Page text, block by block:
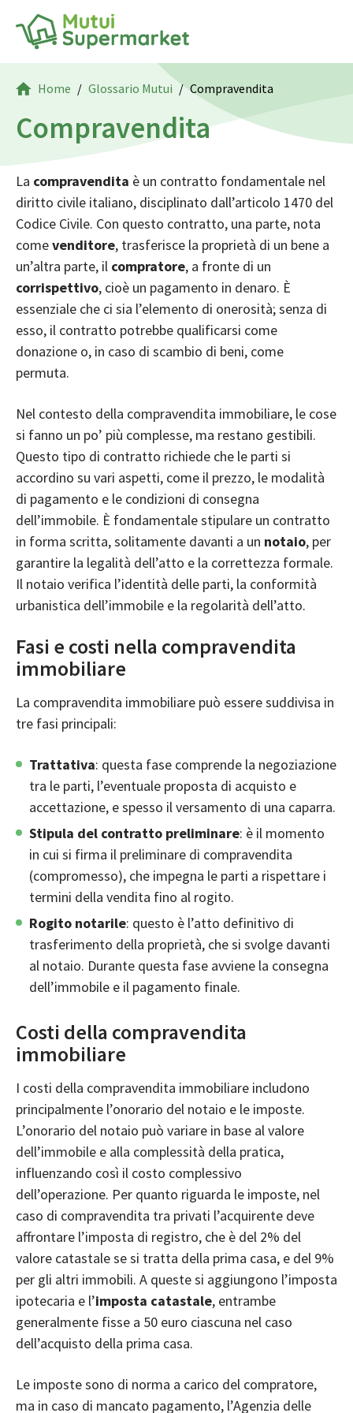
Home Glossario Mutui Compravendita
Compravendita
La compravendita è un contratto fondamentale nel
diritto civile italiano, disciplinato dall’articolo 1470 del
Codice Civile. Con questo contratto, una parte, nota
comevenditore, trasferisce la proprietà di un bene a
un’altra parte, il compratore, a fronte di un
corrispettivo, cioè un pagamento in denaro. È
essenziale che ci sia l’elemento di onerosità; senza di
esso, il contratto potrebbe qualificarsi come
donazione o, in caso di scambio di beni, come
permuta.
Nel contesto della compravendita immobiliare, le cose
si fanno un po’ più complesse, ma restano gestibili.
Questo tipo di contratto richiede che le parti si
accordino su vari aspetti, come il prezzo, le modalità
di pagamento e le condizioni di consegna
dell’immobile. È fondamentale stipulare un contratto
in forma scritta, solitamente davanti a un notaio, per
garantire la legalità dell’atto e la correttezza formale.
Il notaio verifica l’identità delle parti, la conformità
urbanistica dell’immobile e la regolarità dell’atto.
Fasi e costi nella compravendita
immobiliare
La compravendita immobiliare può essere suddivisa in
tre fasi principali:
Trattativa: questa fase comprende la negoziazione
tra le parti, l’eventuale proposta di acquisto e
accettazione, e spesso il versamento di una caparra.
Stipula del contratto preliminare: è il momento
in cui si firma il preliminare di compravendita
(compromesso), che impegna le parti a rispettare i
termini della vendita fino al rogito.
Rogito notarile: questo è l’atto definitivo di
trasferimento della proprietà, che si svolge davanti
al notaio. Durante questa fase avviene la consegna
dell’immobile e il pagamento finale.
Costi della compravendita
immobiliare
I costi della compravendita immobiliare includono
principalmente l’onorario del notaio e le imposte.
L’onorario del notaio può variare in base al valore
dell’immobile e alla complessità della pratica,
influenzando così il costo complessivo
dell’operazione. Per quanto riguarda le imposte, nel
caso di compravendita tra privati l’acquirente deve
affrontare l’imposta di registro, che è del 2% del
valore catastale se si tratta della prima casa, e del 9%
per gli altri immobili. A queste si aggiungono l’imposta
ipotecaria e l’imposta catastale, entrambe
generalmente fisse a 50 euro ciascuna nel caso
dell’acquisto della prima casa.
Le imposte sono di norma a carico del compratore,
ma in caso di mancato pagamento, l’Agenzia delle